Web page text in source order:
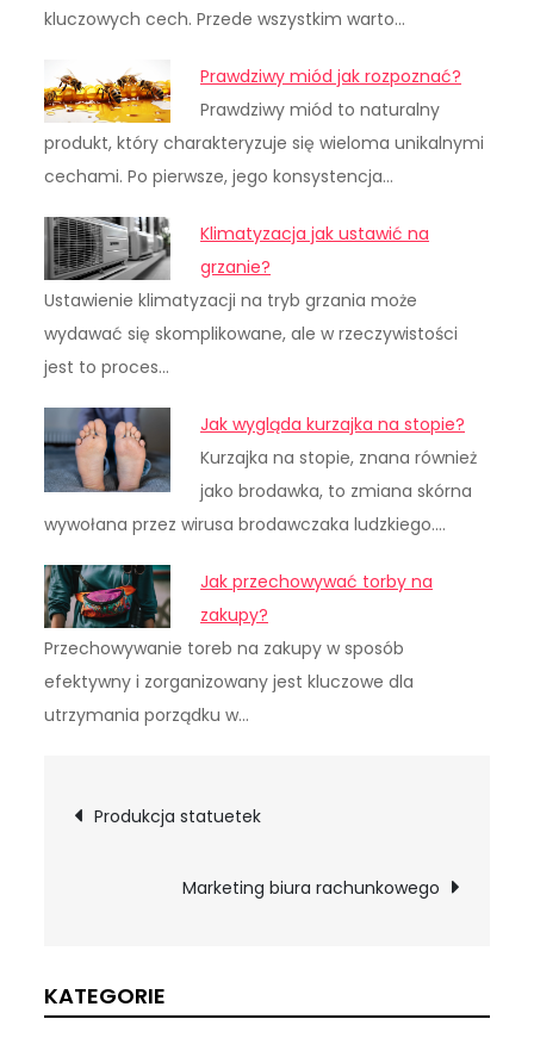
kluczowych cech. Przede wszystkim warto…
Prawdziwy miód jak rozpoznać?
Prawdziwy miód to naturalny
produkt, który charakteryzuje się wieloma unikalnymi
cechami. Po pierwsze, jego konsystencja…
Klimatyzacja jak ustawić na
grzanie?
Ustawienie klimatyzacji na tryb grzania może
wydawać się skomplikowane, ale w rzeczywistości
jest to proces…
Jak wygląda kurzajka na stopie?
Kurzajka na stopie, znana również
jako brodawka, to zmiana skórna
wywołana przez wirusa brodawczaka ludzkiego.…
Jak przechowywać torby na
zakupy?
Przechowywanie toreb na zakupy w sposób
efektywny i zorganizowany jest kluczowe dla
utrzymania porządku w…
Nawigacja
wpisu
Produkcja statuetek
Marketing biura rachunkowego
KATEGORIE